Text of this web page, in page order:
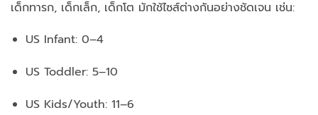
เด็กทารก, เด็กเล็ก, เด็กโต มักใช้ไซส์ต่างกันอย่างชัดเจน เช่น:
US Infant: 0–4
US Toddler: 5–10
US Kids/Youth: 11–6